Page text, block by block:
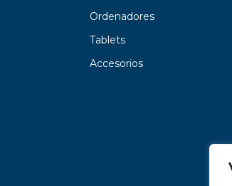
Ordenadores
Tablets
Accesorios